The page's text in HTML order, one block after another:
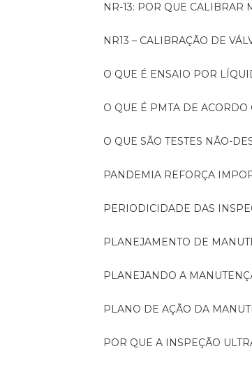
NR-13: POR QUE
NR13 – CALIBRAÇÃO DE
O QUE É ENSAIO POR
O QUE É PMTA DE
O QUE SÃO TESTES NÃO-
PANDEMIA REFORÇA
PERIODICIDADE DAS
PLANEJAMENTO DE
PLANEJANDO A
PLANO DE AÇÃO DA
POR QUE A INSPEÇÃO